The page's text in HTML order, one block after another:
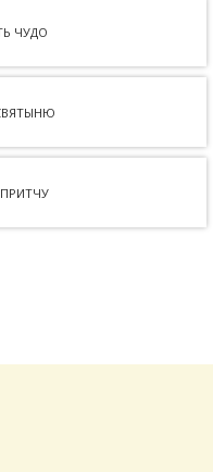
что мы с мужем
того, мне ставили...
ЧУДО